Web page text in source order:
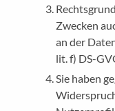
Zwecken
an der
lit. f) DS-
Sie haben